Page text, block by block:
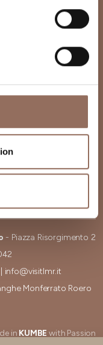
d'infos
- Piazza Risorgimento 2
info@visitlmr.it
Monferrato Roero
in KUMBE with Passion